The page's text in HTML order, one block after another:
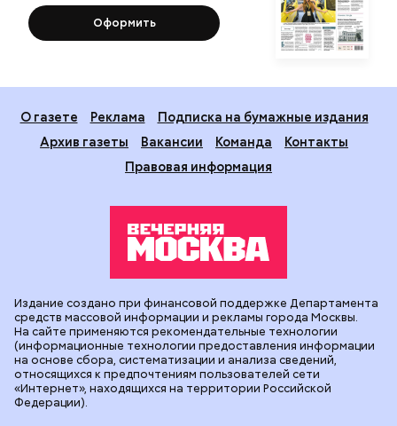
Оформить
О газете Реклама
Подписка на бумажные издания
Архив газеты
Вакансии Команда
Контакты
Правовая информация
Издание создано при финансовой поддержке Департамента
средств массовой информации и рекламы города Москвы.
На сайте применяются рекомендательные технологии
(информационные технологии предоставления информации
на основе сбора, систематизации и анализа сведений,
относящихся к предпочтениям пользователей сети
«Интернет», находящихся на территории Российской
Федерации).